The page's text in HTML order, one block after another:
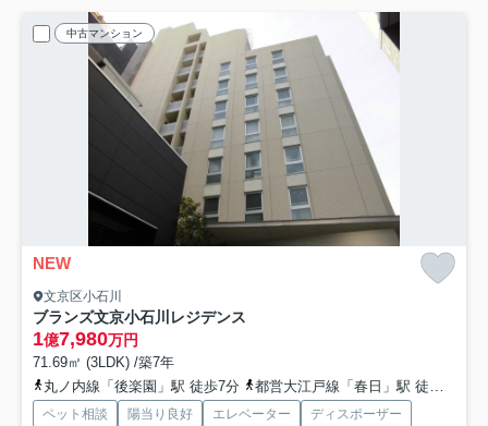
中古マンション
NEW
文京区小石川
ブランズ文京小石川レジデンス
1億7,980万円
71.69㎡ (3LDK) /築7年
丸ノ内線「後楽園」駅 徒歩7分
都営大江戸線「春日」駅 徒歩7分
ペット相談 陽当り良好 エレベーター
ディスポーザー